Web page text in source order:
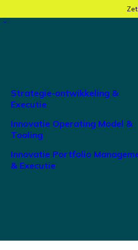
Strategie-ontwikkeling &
Executie
Innovatie Operating Model &
Tooling
Innovatie Portfolio
& Executie